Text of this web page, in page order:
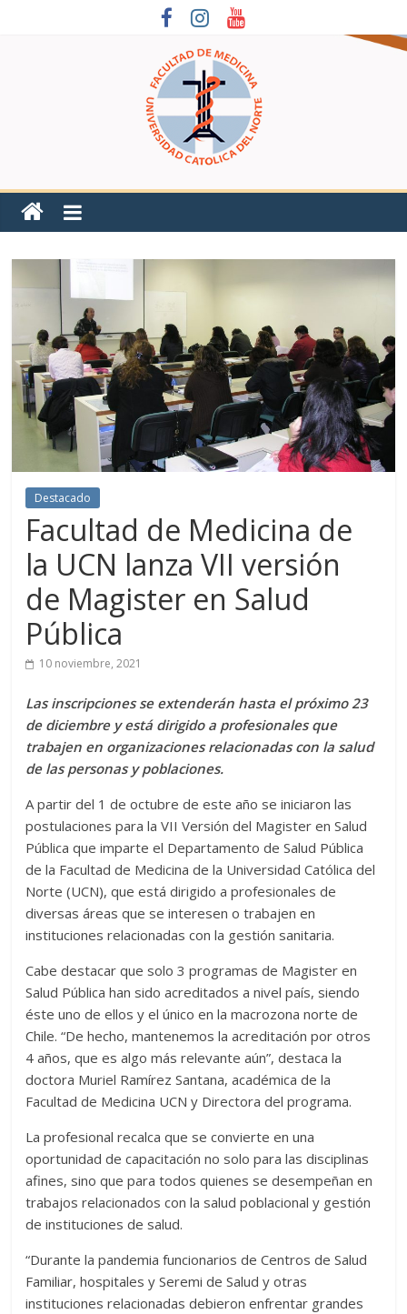
Destacado
Facultad de Medicina de
la UCN lanza VII versión
de Magister en Salud
Pública
10 noviembre, 2021
Las inscripciones se extenderán hasta el próximo 23
de diciembre y está dirigido a profesionales que
trabajen en organizaciones relacionadas con la salud
de las personas y poblaciones.
A partir del 1 de octubre de este año se iniciaron las
postulaciones para la VII Versión del Magister en Salud
Pública que imparte el Departamento de Salud Pública
de la Facultad de Medicina de la Universidad Católica del
Norte (UCN), que está dirigido a profesionales de
diversas áreas que se interesen o trabajen en
instituciones relacionadas con la gestión sanitaria.
Cabe destacar que solo 3 programas de Magister en
Salud Pública han sido acreditados a nivel país, siendo
éste uno de ellos y el único en la macrozona norte de
Chile. “De hecho, mantenemos la acreditación por otros
4 años, que es algo más relevante aún”, destaca la
doctora Muriel Ramírez Santana, académica de la
Facultad de Medicina UCN y Directora del programa.
La profesional recalca que se convierte en una
oportunidad de capacitación no solo para las disciplinas
afines, sino que para todos quienes se desempeñan en
trabajos relacionados con la salud poblacional y gestión
de instituciones de salud.
“Durante la pandemia funcionarios de Centros de Salud
Familiar, hospitales y Seremi de Salud y otras
instituciones relacionadas debieron enfrentar grandes